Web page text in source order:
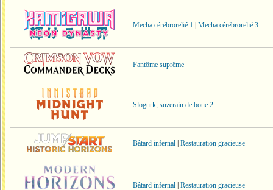
Mecha cérébrorelié 1 Mecha cérébrorelié 3
Fantôme suprême
Slogurk, suzerain de boue 2
Bâtard infernal Restauration gracieuse
Bâtard infernal Restauration gracieuse